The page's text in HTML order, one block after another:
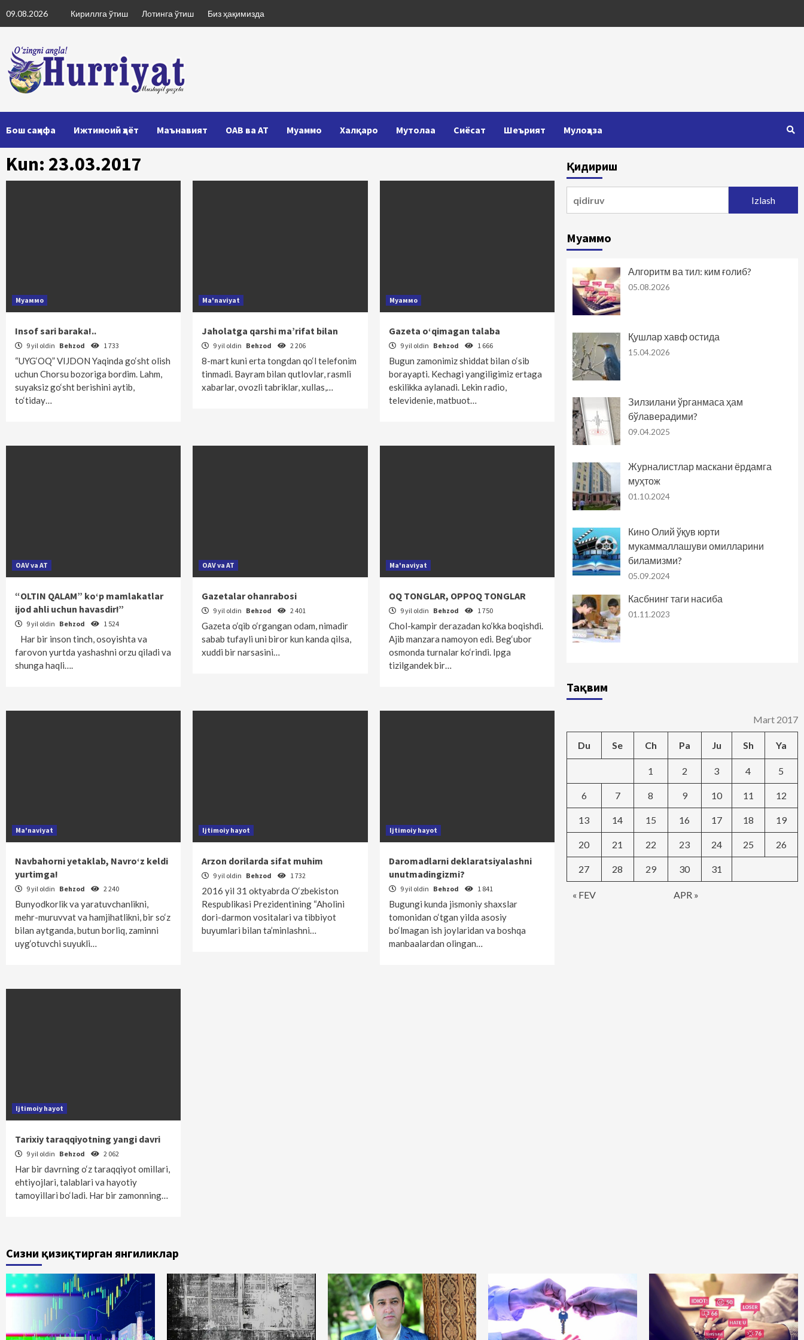
to
09.08.2026 Кириллга ўтиш Лотинга ўтиш Биз ҳақимизда
Бош саҳифа Ижтимоий ҳаёт Маънавият ОАВ ва АТ Муаммо Халқаро Мутолаа Сиёсат Шеърият Мулоҳаза
Kun: 23.03.2017
Муаммо
Insof sari baraka!..
9 yil oldin Behzod 1 733
“UYG‘OQ” VIJDON Yaqinda go‘sht olish
uchun Chorsu bozoriga bordim. Lahm,
suyaksiz go‘sht berishini aytib,
to‘tiday…
Ma'naviyat
Jaholatga qarshi ma’rifat bilan
9 yil oldin Behzod 2 206
8-mart kuni erta tongdan qo‘l telefonim
tinmadi. Bayram bilan qutlovlar, rasmli
xabarlar, ovozli tabriklar, xullas,…
Муаммо
Gazeta o‘qimagan talaba
9 yil oldin Behzod 1 666
Bugun zamonimiz shiddat bilan o‘sib
borayapti. Kechagi yangiligimiz ertaga
eskilikka aylanadi. Lekin radio,
televidenie, matbuot…
OAV va AT
“OLTIN QALAM” ko‘p mamlakatlar
ijod ahli uchun havasdir!”
9 yil oldin Behzod 1 524
Har bir inson tinch, osoyishta va
farovon yurtda yashashni orzu qiladi va
shunga haqli….
OAV va AT
Gazetalar ohanrabosi
9 yil oldin Behzod 2 401
Gazeta o‘qib o‘rgangan odam, nimadir
sabab tufayli uni biror kun kanda qilsa,
xuddi bir narsasini…
Ma'naviyat
OQ TONGLAR, OPPOQ TONGLAR
9 yil oldin Behzod 1 750
Chol-kampir derazadan ko‘kka boqishdi.
Ajib manzara namoyon edi. Beg‘ubor
osmonda turnalar ko‘rindi. Ipga
tizilgandek bir…
Ma'naviyat
Navbahorni yetaklab, Navro‘z keldi
yurtimga!
9 yil oldin Behzod 2 240
Bunyodkorlik va yaratuvchanlikni,
mehr-muruvvat va hamjihatlikni, bir so‘z
bilan aytganda, butun borliq, zaminni
uyg‘otuvchi suyukli…
Ijtimoiy hayot
Arzon dorilarda sifat muhim
9 yil oldin Behzod 1 732
2016 yil 31 oktyabrda O‘zbekiston
Respublikasi Prezidentining “Aholini
dori-darmon vositalari va tibbiyot
buyumlari bilan ta’minlashni…
Ijtimoiy hayot
Daromadlarni deklaratsiyalashni
unutmadingizmi?
9 yil oldin Behzod 1 841
Bugungi kunda jismoniy shaxslar
tomonidan o‘tgan yilda asosiy
bo‘lmagan ish joylaridan va boshqa
manbaalardan olingan…
Ijtimoiy hayot
Tarixiy taraqqiyotning yangi davri
9 yil oldin Behzod 2 062
Har bir davrning o‘z taraqqiyot omillari,
ehtiyojlari, talablari va hayotiy
tamoyillari bo‘ladi. Har bir zamonning…
Қидириш
Муаммо
Алгоритм ва тил: ким ғолиб?
05.08.2026
Қушлар хавф остида
15.04.2026
Зилзилани ўрганмаса ҳам
бўлаверадими?
09.04.2025
Журналистлар маскани ёрдамга
муҳтож
01.10.2024
Кино Олий ўқув юрти
мукаммаллашуви омилларини
биламизми?
05.09.2024
Касбнинг таги насиба
01.11.2023
Тақвим
Mart 2017
Du Se Ch Pa Ju Sh Ya
« FEV APR »
1 2 3 4 5
6 7 8 9 10 11 12
13 14 15 16 17 18 19
20 21 22 23 24 25 26
27 28 29 30 31
Сизни қизиқтирган янгиликлар